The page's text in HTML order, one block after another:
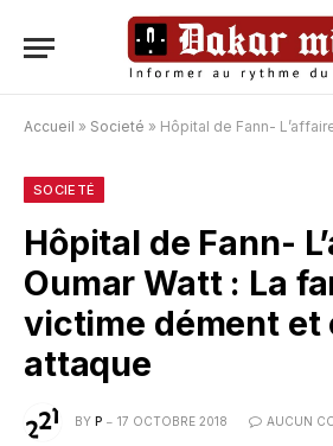
Accueil » Societé » Hôpital de Fann- L’affaire Oumar Watt : La
SOCIETÉ
Hôpital de Fann-
Oumar Watt : La
victime dément et
attaque
BY P 17 OCTOBRE 2018 AUCUN